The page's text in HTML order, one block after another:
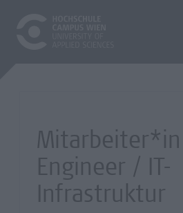
Mitarbeiter*in
Engineer / IT-
Infrastruktur